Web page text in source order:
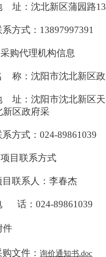
址：沈北新区蒲园路
系方式：13897997391
购代理机构信息
称：沈阳市沈北新区
址：沈阳市沈北新区天
新区政府采
系方式：024-89861039
目联系方式
目联系人：李春杰
话：024-89861039
件
购文件：询价通知书.doc